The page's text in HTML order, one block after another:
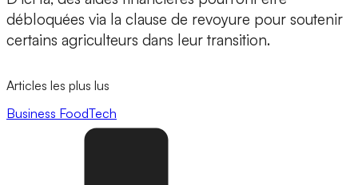
débloquées via la clause de revoyure pour soutenir
certains agriculteurs dans leur transition.
Articles les plus lus
Business FoodTech